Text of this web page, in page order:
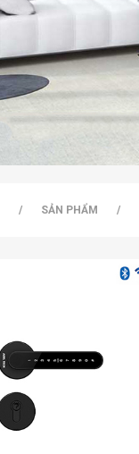
/ SẢN PHẨM /